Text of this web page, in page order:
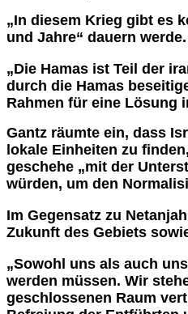
„In diesem Krieg gibt es
und Jahre“ dauern werde.
„Die Hamas ist Teil der
durch die Hamas
Rahmen für eine Lösung
Gantz räumte ein, dass
lokale Einheiten zu
geschehe „mit der
würden, um den
Im Gegensatz zu
Zukunft des Gebiets
„Sowohl uns als auch
werden müssen. Wir
geschlossenen Raum